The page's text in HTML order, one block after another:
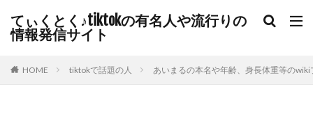
てぃくとく♪tiktokの有名人や流行りの
情報発信サイト
HOME tiktokで話題の人 あいまるの本名や年齢、身長体重等の